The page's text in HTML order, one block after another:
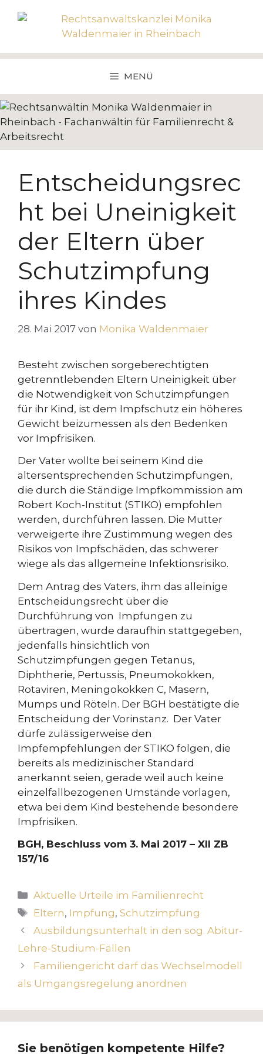
Inhalt
MENÜ
Entscheidungsrec
ht bei Uneinigkeit
der Eltern über
Schutzimpfung
ihres Kindes
28. Mai 2017 von Monika Waldenmaier
Besteht zwischen sorgeberechtigten
getrenntlebenden Eltern Uneinigkeit über
die Notwendigkeit von Schutzimpfungen
für ihr Kind, ist dem Impfschutz ein höheres
Gewicht beizumessen als den Bedenken
vor Impfrisiken.
Der Vater wollte bei seinem Kind die
altersentsprechenden Schutzimpfungen,
die durch die Ständige Impfkommission am
Robert Koch-Institut (STIKO) empfohlen
werden, durchführen lassen. Die Mutter
verweigerte ihre Zustimmung wegen des
Risikos von Impfschäden, das schwerer
wiege als das allgemeine Infektionsrisiko.
Dem Antrag des Vaters, ihm das alleinige
Entscheidungsrecht über die
Durchführung von Impfungen zu
übertragen, wurde daraufhin stattgegeben,
jedenfalls hinsichtlich von
Schutzimpfungen gegen Tetanus,
Diphtherie, Pertussis, Pneumokokken,
Rotaviren, Meningokokken C, Masern,
Mumps und Röteln. Der BGH bestätigte die
Entscheidung der Vorinstanz. Der Vater
dürfe zulässigerweise den
Impfempfehlungen der STIKO folgen, die
bereits als medizinischer Standard
anerkannt seien, gerade weil auch keine
einzelfallbezogenen Umstände vorlagen,
etwa bei dem Kind bestehende besondere
Impfrisiken.
BGH, Beschluss vom 3. Mai 2017 – XII ZB
157/16
Kategorien
Aktuelle Urteile im Familienrecht
Schlagwörter
Eltern, Impfung,Schutzimpfung
Ausbildungsunterhalt in den sog. Abitur-
Lehre-Studium-Fällen
Familiengericht darf das Wechselmodell
als Umgangsregelung anordnen
Sie benötigen kompetente Hilfe?